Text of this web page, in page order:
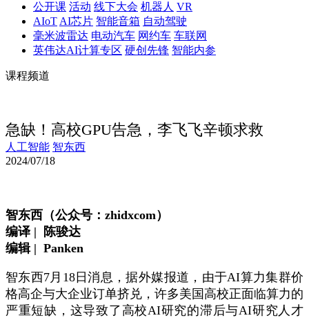
公开课 活动 线下大会 机器人 VR
AIoT AI芯片 智能音箱 自动驾驶
毫米波雷达 电动汽车 网约车 车联网
英伟达AI计算专区 硬创先锋 智能内参
课程频道
急缺！高校GPU告急，李飞飞辛顿求救
人工智能 智东西
2024/07/18
智东西（公众号：zhidxcom）
编译 | 陈骏达
编辑 | Panken
智东西7月18日消息，据外媒报道，由于AI算力集群价
格高企与大企业订单挤兑，许多美国高校正面临算力的
严重短缺，这导致了高校AI研究的滞后与AI研究人才